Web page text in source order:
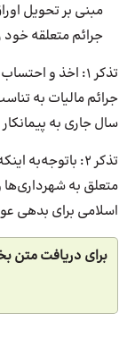
مبنی بر تحویل
جرائم متعلقه خود
تذکر ۱: اخذ و
جرائم مالیات به
سال جاری به
تذکر ۲:
متعلق به
اسلامی برای بدهی
برای دریافت متن